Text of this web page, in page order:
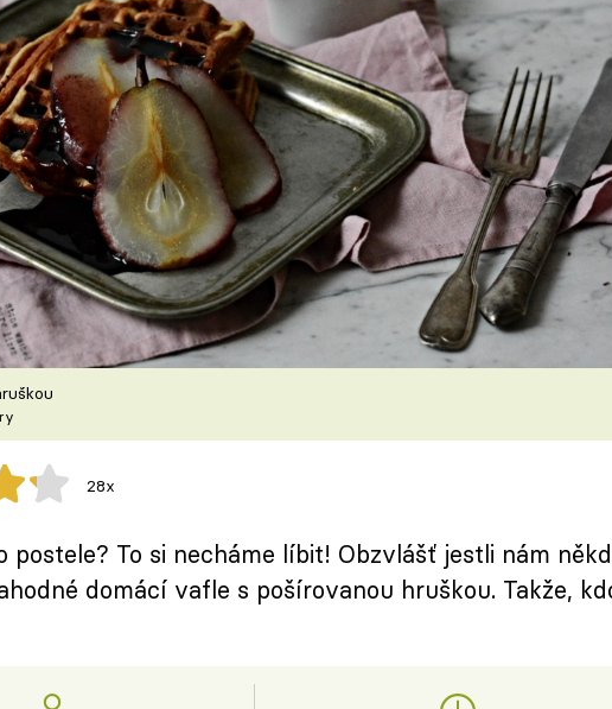
28x
postele? To si necháme líbit! Obzvlášť jestli nám
domácí vafle s pošírovanou hruškou. Takže,